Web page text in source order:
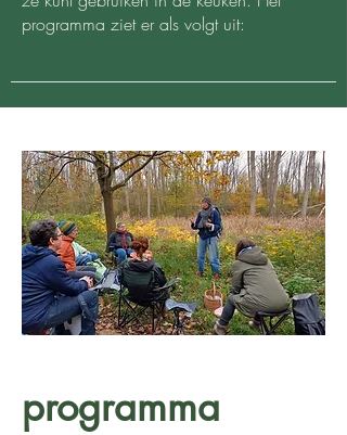
programma ziet er als volgt uit:
programma